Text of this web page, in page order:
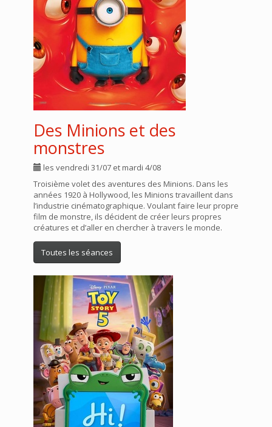
Des Minions et des
monstres
les vendredi 31/07 et mardi 4/08
Troisième volet des aventures des Minions. Dans les
années 1920 à Hollywood, les Minions travaillent dans
l’industrie cinématographique. Voulant faire leur propre
film de monstre, ils décident de créer leurs propres
créatures et d’aller en chercher à travers le monde.
Toutes les séances